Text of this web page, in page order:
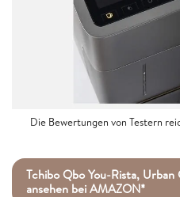
Die Bewertungen von Testern
Tchibo Qbo You-Rista,
ansehen bei AMAZON*